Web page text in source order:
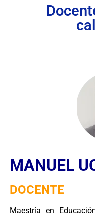
MANUEL
DOCENTE
Maestría en